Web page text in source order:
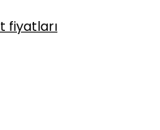
fiyatları